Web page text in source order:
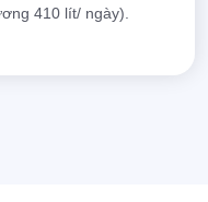
410 lít/ ngày).